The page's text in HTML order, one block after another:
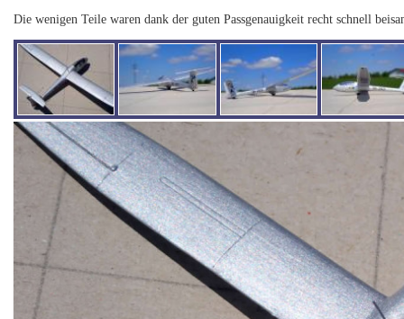
Die wenigen Teile waren dank der guten Passgenauigkeit recht schnell